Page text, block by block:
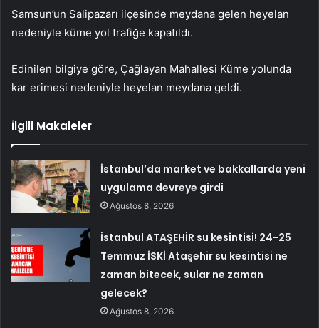
Samsun’un Salipazarı ilçesinde meydana gelen heyelan
nedeniyle küme yol trafiğe kapatıldı.
Edinilen bilgiye göre, Çağlayan Mahallesi Küme yolunda
kar erimesi nedeniyle heyelan meydana geldi.
İlgili Makaleler
İstanbul’da market ve bakkallarda yeni
uygulama devreye girdi
Ağustos 8, 2026
İstanbul ATAŞEHİR su kesintisi! 24-25
Temmuz İSKİ Ataşehir su kesintisi ne
zaman bitecek, sular ne zaman
gelecek?
Ağustos 8, 2026